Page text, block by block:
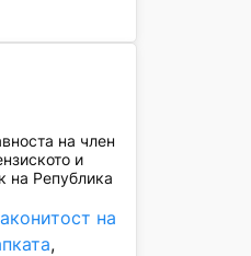
на член
и
на Република
на
,